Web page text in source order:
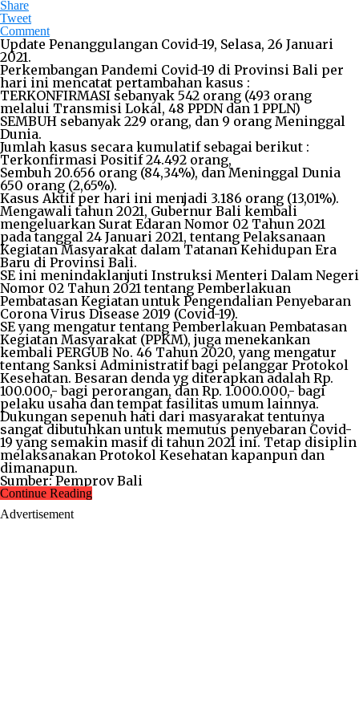
Share
Tweet
Comment
Update Penanggulangan Covid-19, Selasa, 26 Januari
2021.
Perkembangan Pandemi Covid-19 di Provinsi Bali per
hari ini mencatat pertambahan kasus :
TERKONFIRMASI sebanyak 542 orang (493 orang
melalui Transmisi Lokal, 48 PPDN dan 1 PPLN)
SEMBUH sebanyak 229 orang, dan 9 orang Meninggal
Dunia.
Jumlah kasus secara kumulatif sebagai berikut :
Terkonfirmasi Positif 24.492 orang,
Sembuh 20.656 orang (84,34%), dan Meninggal Dunia
650 orang (2,65%).
Kasus Aktif per hari ini menjadi 3.186 orang (13,01%).
Mengawali tahun 2021, Gubernur Bali kembali
mengeluarkan Surat Edaran Nomor 02 Tahun 2021
pada tanggal 24 Januari 2021, tentang Pelaksanaan
Kegiatan Masyarakat dalam Tatanan Kehidupan Era
Baru di Provinsi Bali.
SE ini menindaklanjuti Instruksi Menteri Dalam Negeri
Nomor 02 Tahun 2021 tentang Pemberlakuan
Pembatasan Kegiatan untuk Pengendalian Penyebaran
Corona Virus Disease 2019 (Covid-19).
SE yang mengatur tentang Pemberlakuan Pembatasan
Kegiatan Masyarakat (PPKM), juga menekankan
kembali PERGUB No. 46 Tahun 2020, yang mengatur
tentang Sanksi Administratif bagi pelanggar Protokol
Kesehatan. Besaran denda yg diterapkan adalah Rp.
100.000,- bagi perorangan, dan Rp. 1.000.000,- bagi
pelaku usaha dan tempat fasilitas umum lainnya.
Dukungan sepenuh hati dari masyarakat tentunya
sangat dibutuhkan untuk memutus penyebaran Covid-
19 yang semakin masif di tahun 2021 ini. Tetap disiplin
melaksanakan Protokol Kesehatan kapanpun dan
dimanapun.
Sumber: Pemprov Bali
Continue Reading
Advertisement